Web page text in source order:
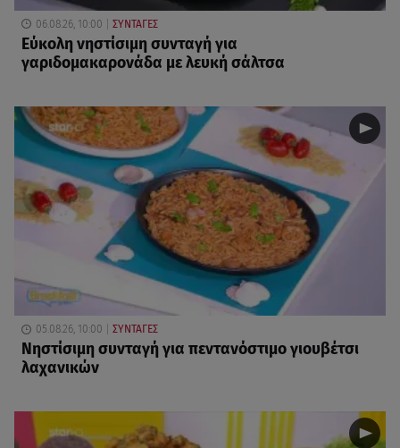
06.08.26, 10:00 ΣΥΝΤΑΓΕΣ
Eύκολη νηστίσιμη συνταγή για
γαριδομακαρονάδα με λευκή σάλτσα
05.08.26, 10:00 ΣΥΝΤΑΓΕΣ
Νηστίσιμη συνταγή για πεντανόστιμο γιουβέτσι
λαχανικών